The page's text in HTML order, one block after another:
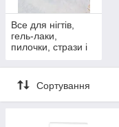
Все для нігтів,
гель-лаки,
пилочки, стрази і
Сортування